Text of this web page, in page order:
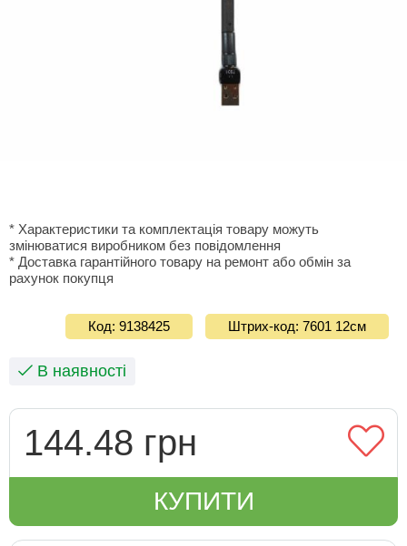
* Характеристики та комплектація товару можуть
змінюватися виробником без повідомлення
* Доставка гарантiйного товару на ремонт або обмiн за
рахунок покупця
Код: 9138425 Штрих-код: 7601 12см
В наявності
144.48 грн
КУПИТИ